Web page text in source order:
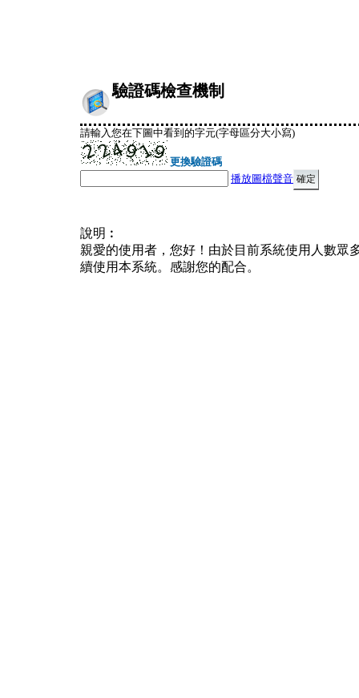
驗證碼檢查機制
請輸入您在下圖中看到的字元(字母區分大小寫)
更換驗證碼
播放圖檔聲音
說明︰
親愛的使用者，您好！由於目前系統使用人數眾
續使用本系統。感謝您的配合。